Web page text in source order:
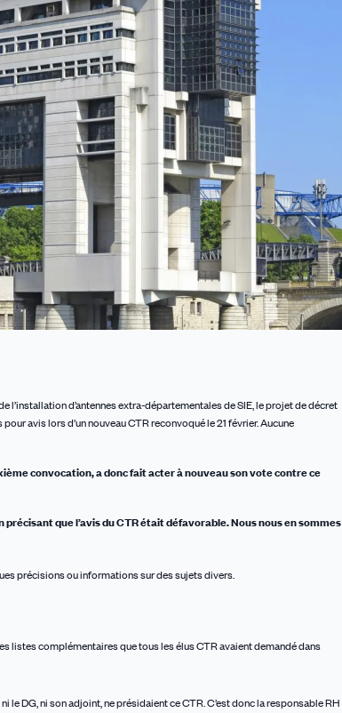
d’antennes extra-départementales de SIE, le projet de décret
avis lors d’un nouveau CTR reconvoqué le 21 février. Aucune
convocation, a donc fait acter à nouveau son vote contre ce
précisantque l’avis du CTR était défavorable. Nous nous en sommes
précisions ou informations sur des sujets divers.
listes complémentaires que tous les élus CTR avaient demandé dans
le DG, ni son adjoint, ne présidaient ce CTR. C’est donc la responsable RH